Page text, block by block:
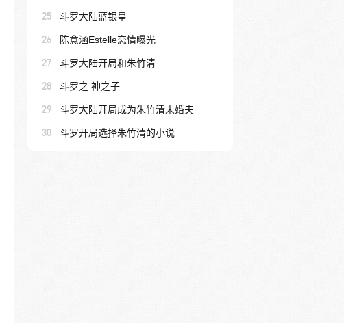
25 斗罗大陆蓝银皇
26 陈意涵Estelle恋情曝光
27 斗罗大陆开局和朱竹清
28 斗罗之 神之子
29 斗罗大陆开局成为朱竹清未婚夫
30 斗罗开局选择朱竹清的小说